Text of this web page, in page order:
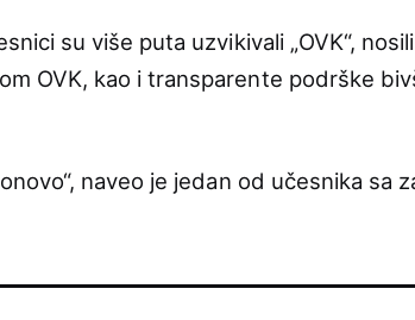
su više puta uzvikivali „OVK“,
OVK, kao i transparente podrške
naveo je jedan od učesnika sa